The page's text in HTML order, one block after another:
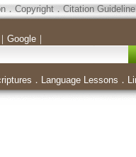
．Copyright．Citation Guideline
Google｜
． Language Lessons ．